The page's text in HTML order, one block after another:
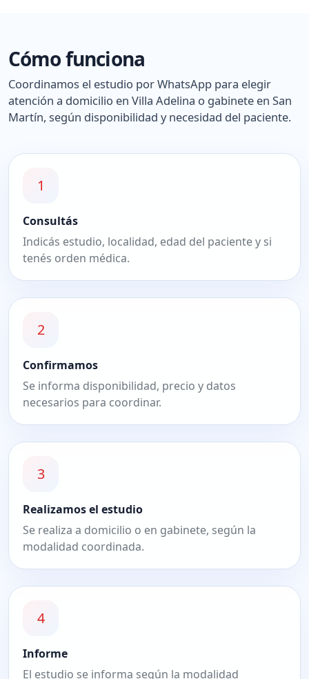
Cómo funciona
Coordinamos el estudio por WhatsApp para elegir
atención a domicilio en Villa Adelina o gabinete en San
Martín, según disponibilidad y necesidad del paciente.
1
Consultás
Indicás estudio, localidad, edad del paciente y si
tenés orden médica.
2
Confirmamos
Se informa disponibilidad, precio y datos
necesarios para coordinar.
3
Realizamos el estudio
Se realiza a domicilio o en gabinete, según la
modalidad coordinada.
4
Informe
El estudio se informa según la modalidad